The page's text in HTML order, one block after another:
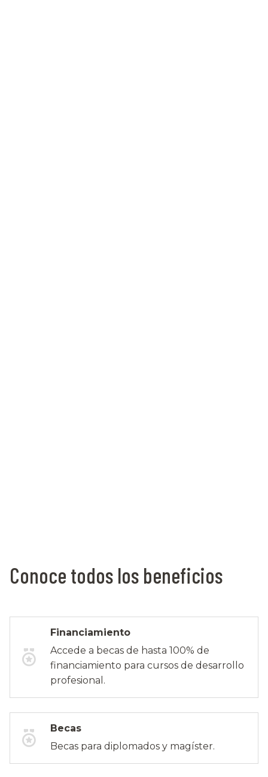
Conoce todos los beneficios
Financiamiento
Accede a becas de hasta 100% de
financiamiento para cursos de desarrollo
profesional.
Becas
Becas para diplomados y magíster.